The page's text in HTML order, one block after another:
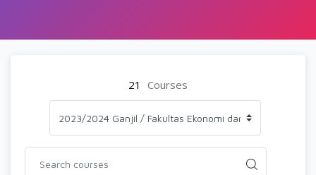
21 Courses